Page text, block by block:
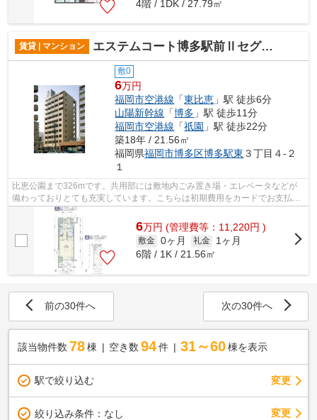
4階 / 1DK / 27.79㎡
賃貸 | マンション エステムコート博多駅前Ⅱセグティス
敷0
6万円
福岡市空港線 「東比恵 」駅 徒歩6分
山陽新幹線 「博多 」駅 徒歩11分
福岡市空港線 「祇園 」駅 徒歩22分
築18年 / 21.56㎡
福岡県福岡市博多区博多駅東 ３丁目４-２
１
比恵公園まで326mです。共用部には敷地内ごみ置き場・エレベータなどが
備わっておりとても充実しています。こちらは初期費用をカードでお支払い
いただける物件です。マンションはバス...
6万円 (管理費等：11,220円 )
敷金 0ヶ月 礼金
1ヶ月
6階 / 1K / 21.56㎡
前の30件へ 次の30件へ
該当物件数 78棟 空き数 94 件 31～60 棟を表示
駅で絞り込む 変更
絞り込み条件： なし 変更